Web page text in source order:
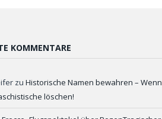
KOMMENTARE
zu Historische Namen bewahren – Wenn
löschen!